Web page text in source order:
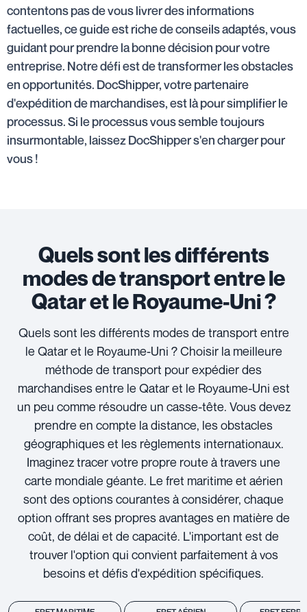
contentons pas de vous livrer des informations
factuelles, ce guide est riche de conseils adaptés, vous
guidant pour prendre la bonne décision pour votre
entreprise. Notre défi est de transformer les obstacles
en opportunités. DocShipper, votre partenaire
d'expédition de marchandises, est là pour simplifier le
processus. Si le processus vous semble toujours
insurmontable, laissez DocShipper s'en charger pour
vous !
Quels sont les différents
modes de transport entre le
Qatar et le Royaume-Uni ?
Quels sont les différents modes de transport entre
le Qatar et le Royaume-Uni ? Choisir la meilleure
méthode de transport pour expédier des
marchandises entre le Qatar et le Royaume-Uni est
un peu comme résoudre un casse-tête. Vous devez
prendre en compte la distance, les obstacles
géographiques et les règlements internationaux.
Imaginez tracer votre propre route à travers une
carte mondiale géante. Le fret maritime et aérien
sont des options courantes à considérer, chaque
option offrant ses propres avantages en matière de
coût, de délai et de capacité. L'important est de
trouver l'option qui convient parfaitement à vos
besoins et défis d'expédition spécifiques.